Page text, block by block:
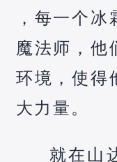
，每一个
魔法师，他
环境，使得
大力量。
就在山